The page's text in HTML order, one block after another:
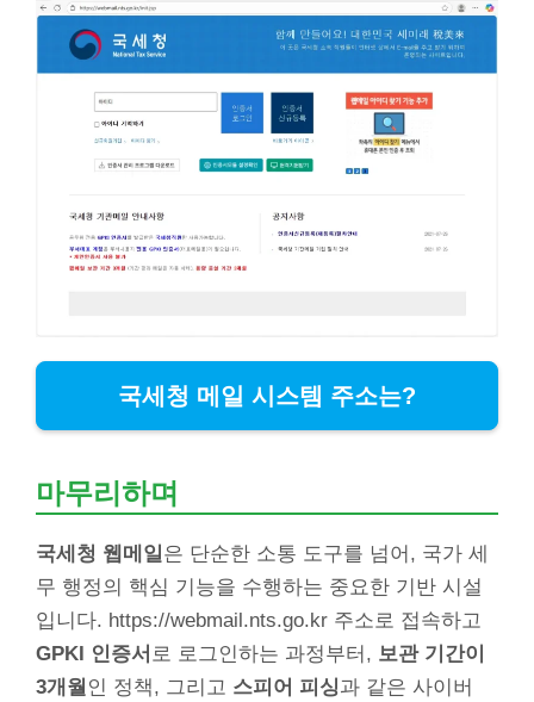
국세청 메일 시스템 주소는?
마무리하며
국세청 웹메일은 단순한 소통 도구를 넘어, 국가 세
무 행정의 핵심 기능을 수행하는 중요한 기반 시설
입니다. https://webmail.nts.go.kr 주소로 접속하고
GPKI 인증서 로 로그인하는 과정부터, 보관 기간이
3개월 인 정책, 그리고 스피어 피싱과 같은 사이버